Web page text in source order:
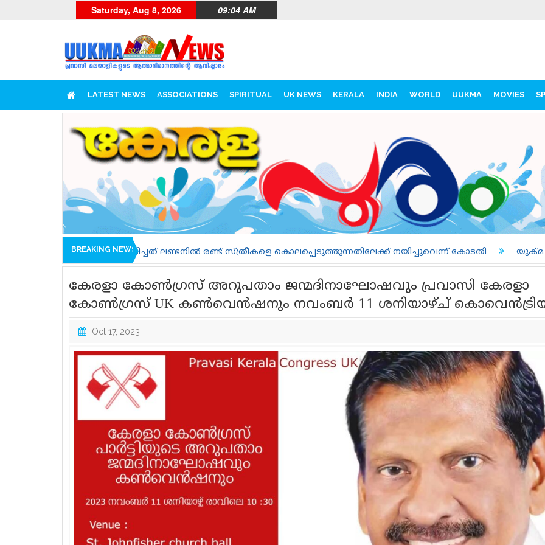
Saturday, Aug 8, 2026 09:04 AM
LATEST NEWS ASSOCIATIONS SPIRITUAL UK NEWS KERALA INDIA WORLD UUKMA MOVIES
BREAKING NEWS
ലണ്ടനിൽ രണ്ട് സ്ത്രീകളെ കൊലപ്പെടുത്തുന്നതിലേക്ക് നയിച്ചുവെന്ന് കോടതി യുക്മ - ഇസ ലണ്ടൻ കേരളപൂരം
കേരളാ കോൺഗ്രസ് അറുപതാം ജന്മദിനാഘോഷവും പ്രവാസി കേരളാ
കോൺഗ്രസ് UK കൺവെൻഷനും നവംബർ 11 ശനിയാഴ്ച്
Oct 17, 2023